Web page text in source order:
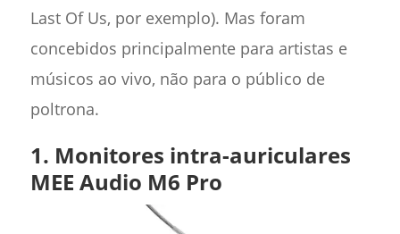
Last Of Us, por exemplo). Mas foram
concebidos principalmente para artistas e
músicos ao vivo, não para o público de
poltrona.
1. Monitores intra-auriculares
MEE Audio M6 Pro